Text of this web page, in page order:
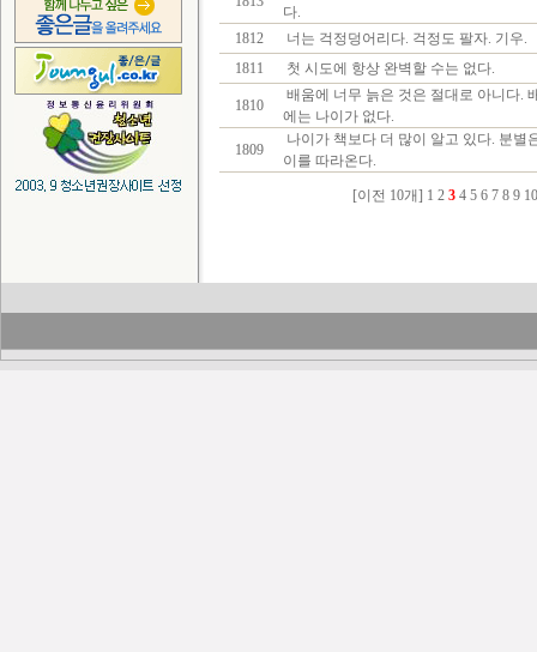
다.
1812
너는 걱정덩어리다. 걱정도 팔자. 기우.
1811
첫 시도에 항상 완벽할 수는 없다.
1810
배움에 너무 늙은 것은 절대로 아니다.
에는 나이가 없다.
1809
나이가 책보다 더 많이 알고 있다. 분별
이를 따라온다.
[이전 10개] 1 2 3 4 5 6 7 8 9 10